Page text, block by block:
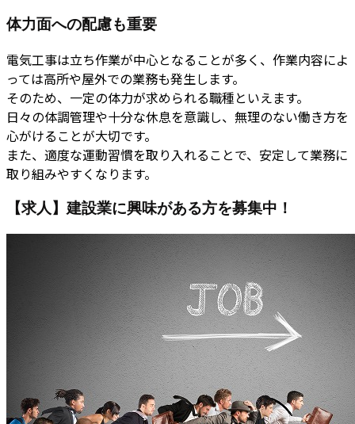
体力面への配慮も重要
電気工事は立ち作業が中心となることが多く、作業内容によ
っては高所や屋外での業務も発生します。
そのため、一定の体力が求められる職種といえます。
日々の体調管理や十分な休息を意識し、無理のない働き方を
心がけることが大切です。
また、適度な運動習慣を取り入れることで、安定して業務に
取り組みやすくなります。
【求人】建設業に興味がある方を募集中！